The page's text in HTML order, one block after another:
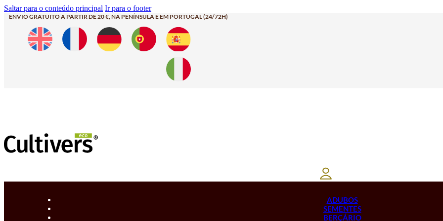
Saltar para o conteúdo principal Ir para o footer
ENVIO GRATUITO A PARTIR DE 20 €, NA PENÍNSULA E EM PORTUGAL (24/72H)
ADUBOS
SEMENTES
BERÇÁRIO